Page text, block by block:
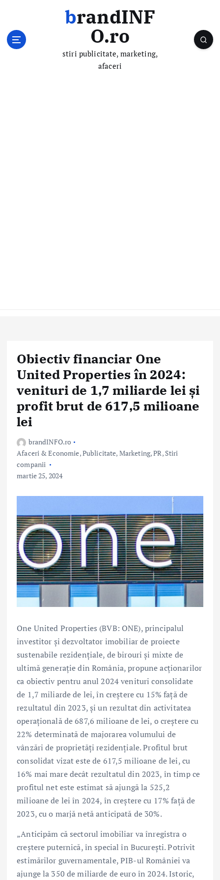
brandINF
O.ro
stiri publicitate, marketing,
afaceri
Obiectiv financiar One
United Properties în 2024:
venituri de 1,7 miliarde lei și
profit brut de 617,5 milioane
lei
brandINFO.ro
Afaceri & Economie,Publicitate, Marketing, PR, Stiri
companii
martie 25, 2024
One United Properties (BVB: ONE), principalul
investitor și dezvoltator imobiliar de proiecte
sustenabile rezidențiale, de birouri și mixte de
ultimă generație din România, propune acționarilor
ca obiectiv pentru anul 2024 venituri consolidate
de 1,7 miliarde de lei, în creștere cu 15% față de
rezultatul din 2023, și un rezultat din activitatea
operațională de 687,6 milioane de lei, o creștere cu
22% determinată de majorarea volumului de
vânzări de proprietăți rezidențiale. Profitul brut
consolidat vizat este de 617,5 milioane de lei, cu
16% mai mare decât rezultatul din 2023, în timp ce
profitul net este estimat să ajungă la 525,2
milioane de lei în 2024, în creștere cu 17% față de
2023, cu o marjă netă anticipată de 30%.
„Anticipăm că sectorul imobiliar va înregistra o
creștere puternică, în special în București. Potrivit
estimărilor guvernamentale, PIB-ul României va
ajunge la 350 de miliarde de euro în 2024. Istoric,